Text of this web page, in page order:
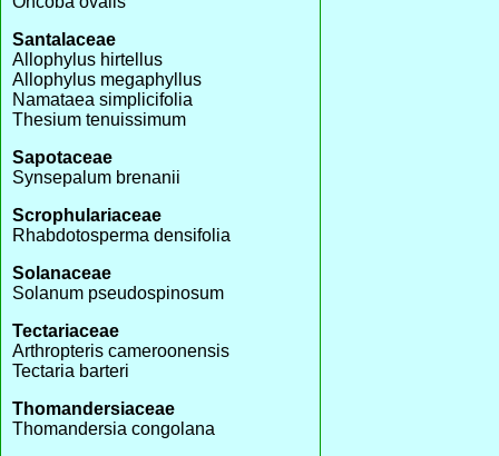
Santalaceae
Allophylus hirtellus
Allophylus megaphyllus
Namataea simplicifolia
Thesium tenuissimum
Sapotaceae
Synsepalum brenanii
Scrophulariaceae
Rhabdotosperma densifolia
Solanaceae
Solanum pseudospinosum
Tectariaceae
Arthropteris cameroonensis
Tectaria barteri
Thomandersiaceae
Thomandersia congolana